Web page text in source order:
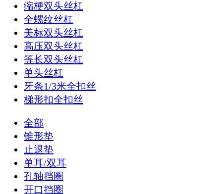
缩梗双头丝杠
全螺纹丝杠
美标双头丝杠
高压双头丝杠
等长双头丝杠
单头丝杠
牙条1/3米全扣丝
梯形扣全扣丝
全部
锥形垫
止退垫
单耳/双耳
孔轴挡圈
开口挡圈